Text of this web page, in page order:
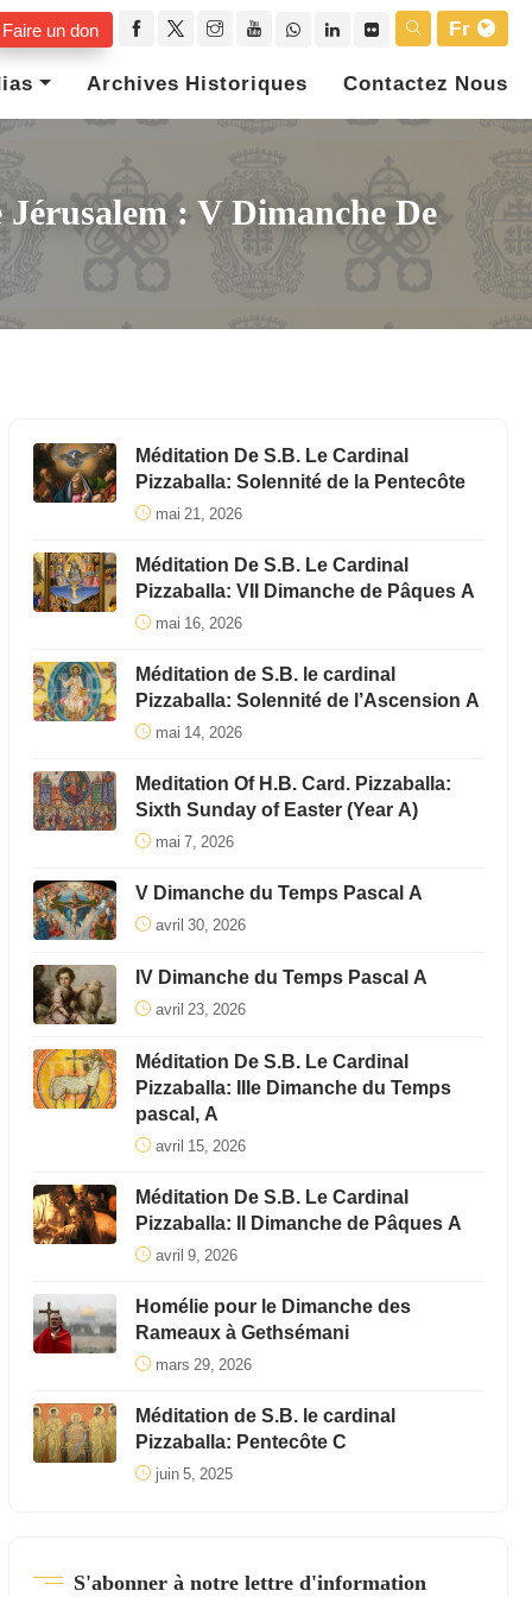
Faire un don
Fr
Archives Historiques Contactez Nous
: V Dimanche De
Méditation De S.B. Le Cardinal
Pizzaballa: Solennité de la Pentecôte
mai 21, 2026
Méditation De S.B. Le Cardinal
Pizzaballa: VII Dimanche de Pâques A
mai 16, 2026
Méditation de S.B. le cardinal
Pizzaballa: Solennité de l’Ascension A
mai 14, 2026
Meditation Of H.B. Card. Pizzaballa:
Sixth Sunday of Easter (Year A)
mai 7, 2026
V Dimanche du Temps Pascal A
avril 30, 2026
IV Dimanche du Temps Pascal A
avril 23, 2026
Méditation De S.B. Le Cardinal
Pizzaballa: IIIe Dimanche du Temps
pascal, A
avril 15, 2026
Méditation De S.B. Le Cardinal
Pizzaballa: II Dimanche de Pâques A
avril 9, 2026
Homélie pour le Dimanche des
Rameaux à Gethsémani
mars 29, 2026
Méditation de S.B. le cardinal
Pizzaballa: Pentecôte C
juin 5, 2025
S'abonner à notre lettre d'information